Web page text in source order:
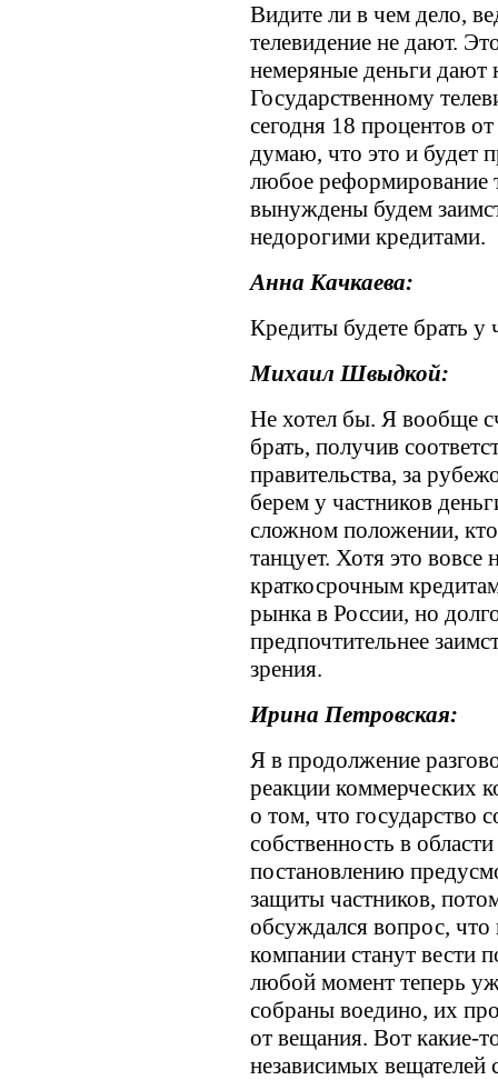
Видите ли в чем дело,
телевидение не дают.
немеряные деньги дают
Государственному
сегодня 18 процентов
думаю, что это и будет
любое реформирование
вынуждены будем
недорогими кредитами.
Анна Качкаева:
Кредиты будете брать у
Михаил Швыдкой:
Не хотел бы. Я вообще
брать, получив
правительства, за
берем у частников
сложном положении, кто
танцует. Хотя это вовсе
краткосрочным
рынка в России, но
предпочтительнее
зрения.
Ирина Петровская:
Я в продолжение
реакции коммерческих
о том, что государство
собственность в
постановлению
защиты частников,
обсуждался вопрос,
компании станут вести
любой момент теперь
собраны воедино, их
от вещания. Вот какие-
независимых вещателей